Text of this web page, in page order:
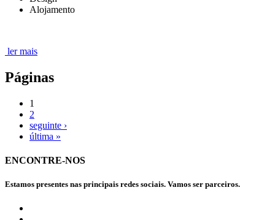
Alojamento
ler mais
Páginas
1
2
seguinte ›
última »
ENCONTRE-NOS
Estamos presentes nas principais redes sociais. Vamos ser parceiros.